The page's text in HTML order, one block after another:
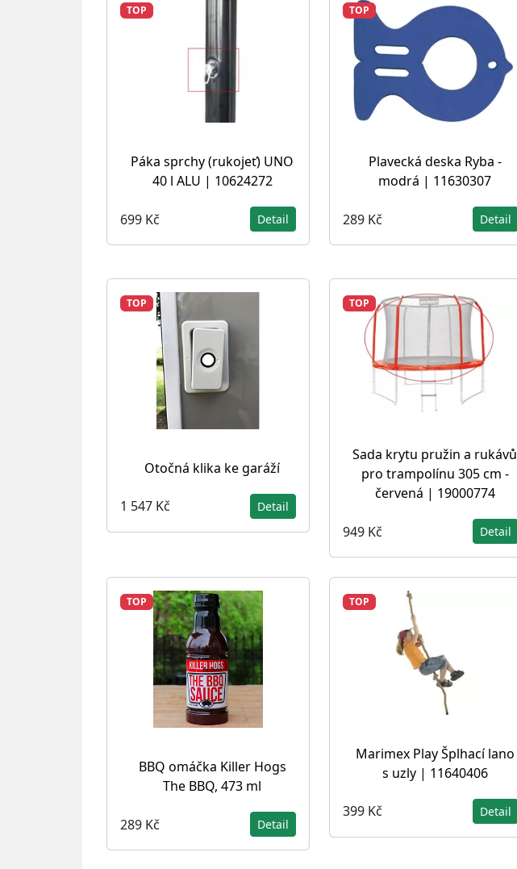
TOP
Páka sprchy (rukojeť) UNO
40 l ALU | 10624272
699 Kč Detail
TOP
Plavecká deska Ryba -
modrá | 11630307
289 Kč Detail
TOP
Otočná klika ke garáží
1 547 Kč Detail
TOP
Sada krytu pružin a rukávů
pro trampolínu 305 cm -
červená | 19000774
949 Kč Detail
TOP
BBQ omáčka Killer Hogs
The BBQ, 473 ml
289 Kč Detail
TOP
Marimex Play Šplhací lano
s uzly | 11640406
399 Kč Detail